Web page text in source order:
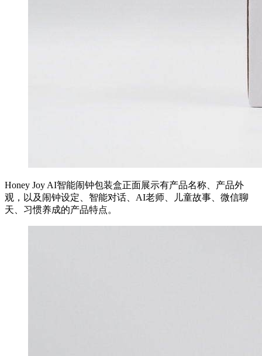
Honey Joy AI智能闹钟包装盒正面展示有产品名称、产品外
观，以及闹钟设定、智能对话、AI老师、儿童故事、微信聊
天、习惯养成的产品特点。